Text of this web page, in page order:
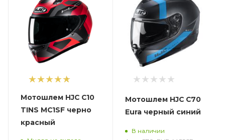
1
Мотошлем HJC C10
TINS MC1SF черно
красный
Мотошлем HJC C70
Eura черный синий
В наличии